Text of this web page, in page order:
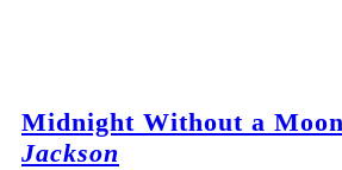
Midnight Without a Moon
Jackson